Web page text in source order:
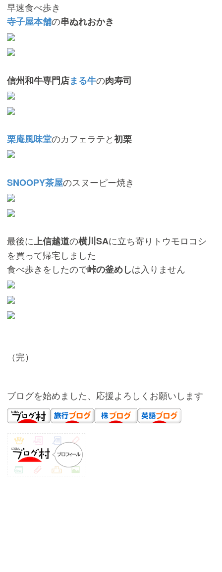
早速食べ歩き
寺子屋本舗の串ぬれおかき
信州和牛専門店まる牛の肉寿司
栗庵風味堂のカフェラテと初栗
SNOOPY茶屋のスヌーピー焼き
最後に上信越道の横川SAに立ち寄りトウモロコシ
を買って帰宅しました
食べ歩きをしたので峠の釜めしは入りません
（完）
ブログを始めました、応援よろしくお願いします